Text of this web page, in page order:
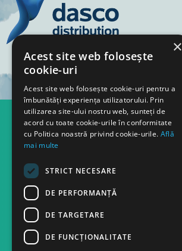
Asistenta
Termeni si conditii
Confidentialitate
Politica cookie
Politica retur
×
Acest site web folosește
cookie-uri
Acest site web folosește cookie-uri pentru a
îmbunătăți experiența utilizatorului. Prin
utilizarea site-ului nostru web, sunteți de
acord cu toate cookie-urile în conformitate
cu Politica noastră privind cookie-urile. Află
mai multe
STRICT NECESARE
DE PERFORMANȚĂ
DE TARGETARE
DE FUNCŢIONALITATE